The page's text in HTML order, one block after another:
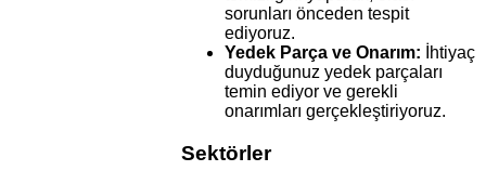
sorunları önceden tespit
ediyoruz.
Yedek Parça ve Onarım: İhtiyaç
duyduğunuz yedek parçaları
temin ediyor ve gerekli
onarımları gerçekleştiriyoruz.
Sektörler